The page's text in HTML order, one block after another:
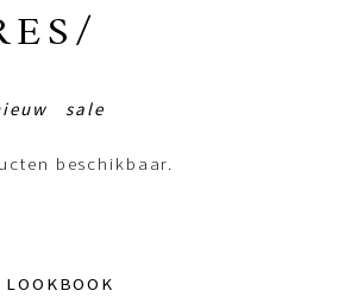
sale
beschikbaar.
LOOKBOOK